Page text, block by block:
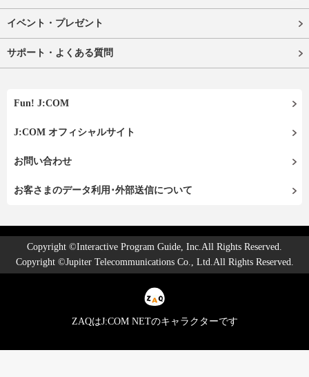
イベント・プレゼント
サポート・よくある質問
Fun! J:COM
J:COM オフィシャルサイト
お問い合わせ
お客さまのデータ利用･外部送信について
Copyright ©Interactive Program Guide, Inc.All Rights Reserved.
Copyright ©Jupiter Telecommunications Co., Ltd.All Rights Reserved.
ZAQはJ:COM NETのキャラクターです